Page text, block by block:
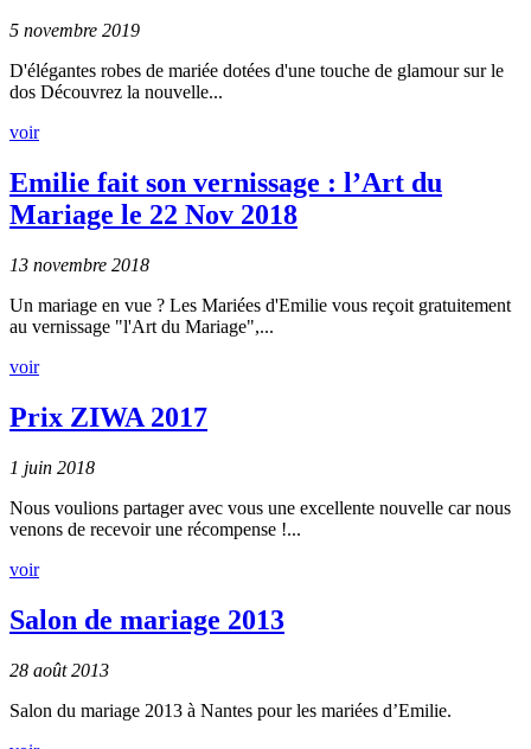
5 novembre 2019
D'élégantes robes de mariée dotées d'une touche de glamour sur le
dos Découvrez la nouvelle...
voir
Emilie fait son vernissage : l’Art du
Mariage le 22 Nov 2018
13 novembre 2018
Un mariage en vue ? Les Mariées d'Emilie vous reçoit gratuitement
au vernissage "l'Art du Mariage",...
voir
Prix ZIWA 2017
1 juin 2018
Nous voulions partager avec vous une excellente nouvelle car nous
venons de recevoir une récompense !...
voir
Salon de mariage 2013
28 août 2013
Salon du mariage 2013 à Nantes pour les mariées d’Emilie.